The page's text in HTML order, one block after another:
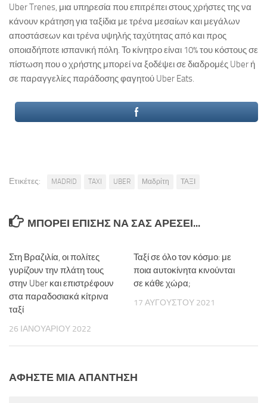
Uber Trenes, μια υπηρεσία που επιτρέπει στους χρήστες της να
κάνουν κράτηση για ταξίδια με τρένα μεσαίων και μεγάλων
αποστάσεων και τρένα υψηλής ταχύτητας από και προς
οποιαδήποτε ισπανική πόλη. Το κίνητρο είναι 10% του κόστους σε
πίστωση που ο χρήστης μπορεί να ξοδέψει σε διαδρομές Uber ή
σε παραγγελίες παράδοσης φαγητού Uber Eats.
Ετικέτες: MADRID TAXI UBER Μαδρίτη ΤΑΞΙ
ΜΠΟΡΕΊ ΕΠΊΣΗΣ ΝΑ ΣΑΣ ΑΡΈΣΕΙ...
Στη Βραζιλία, οι πολίτες
γυρίζουν την πλάτη τους
στην Uber και επιστρέφουν
στα παραδοσιακά κίτρινα
ταξί
26 ΙΑΝΟΥΑΡΊΟΥ 2022
Ταξί σε όλο τον κόσμο: με
ποια αυτοκίνητα κινούνται
σε κάθε χώρα;
17 ΑΥΓΟΎΣΤΟΥ 2021
ΑΦΉΣΤΕ ΜΙΑ ΑΠΆΝΤΗΣΗ